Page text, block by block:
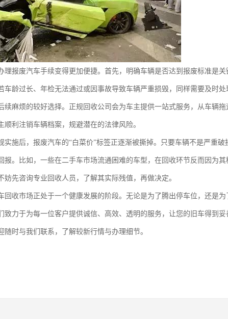
理报废汽车手续变得更加便捷。首先，明确车辆是否达到报废标准是
车龄过长、年检无法通过或因事故导致车辆严重损毁，同样需要及时
续麻烦的较好选择。正规回收公司会为车主提供一站式服务，从车辆
顺利注销车辆档案，规避潜在的法律风险。
实施后，报废汽车的“白菜价”标签正逐渐被撕掉。只要车辆不是严重
报。比如，一些在二手车市场流通困难的车型，在回收环节反而因为
妨先咨询专业回收人员，了解其实际残值，再做决定。
回收市场正处于一个健康发展的阶段。无论是为了腾出停车位，还是
致力于为每一位客户提供诚信、高效、透明的服务，让您的旧车得到妥
随时与我们联系，了解较新行情与办理细节。